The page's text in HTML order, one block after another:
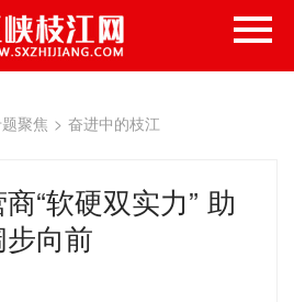
聚焦 > 奋进中的枝江
“软硬双实力” 助
向前